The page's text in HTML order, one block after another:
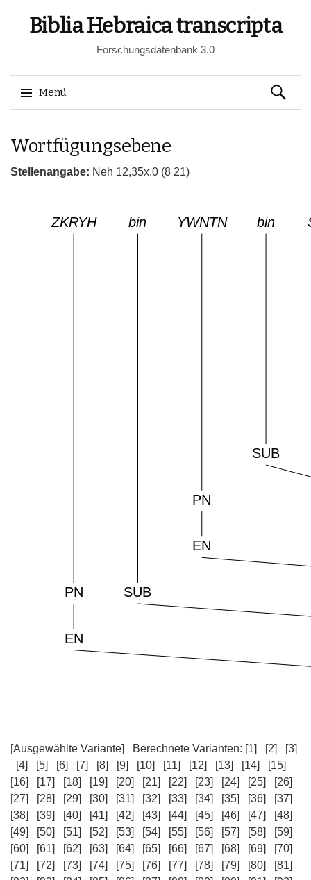
Biblia Hebraica transcripta
Forschungsdatenbank 3.0
Menü
zum
Suchen
nach:
Wortfügungsebene
Stellenangabe: Neh 12,35x.0 (8 21)
[Ausgewählte Variante] Berechnete Varianten: [1] [2]
[3]
[4]
[5] [6] [7] [8] [9] [10] [11] [12] [13] [14]
[15]
[16]
[17] [18] [19] [20] [21] [22] [23] [24] [25]
[26]
[27]
[28] [29] [30] [31] [32] [33] [34] [35] [36]
[37]
[38]
[39] [40] [41] [42] [43] [44] [45] [46] [47]
[48]
[49]
[50] [51] [52] [53] [54] [55] [56] [57] [58]
[59]
[60]
[61] [62] [63] [64] [65] [66] [67] [68] [69]
[70]
[71]
[72] [73] [74] [75] [76] [77] [78] [79] [80]
[81]